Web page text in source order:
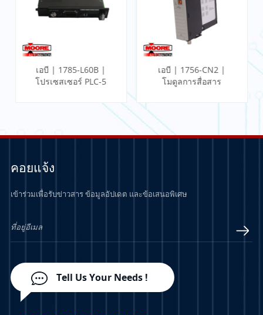
เอบี | 1785-L60B |
โปรเซสเซอร์ PLC-5
เอบี | 1756-CN2 |
โมดูลการสื่อสาร
คอยแจ้ง
เข้าร่วมเพื่อรับข่าวสาร ข้อมูลอัปเดต และข้อเสนอพิเศษ
Tell Us Your Needs !